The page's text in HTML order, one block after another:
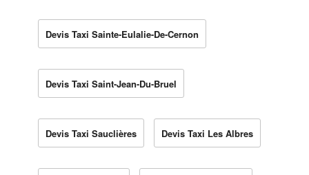
Devis Taxi Sainte-Eulalie-De-Cernon
Devis Taxi Saint-Jean-Du-Bruel
Devis Taxi Sauclières Devis Taxi Les Albres